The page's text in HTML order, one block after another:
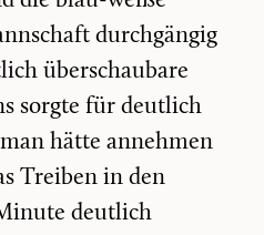
durchgängig
überschaubare
sorgte für deutlich
hätte annehmen
Treiben in den
deutlich